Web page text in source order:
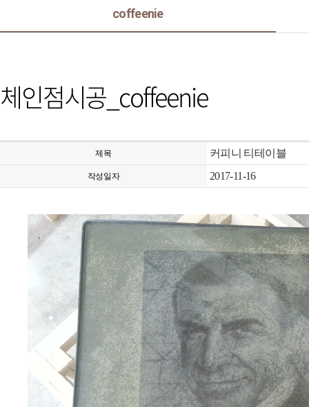
coffeenie
체인점시공_coffeenie
제목 커피니 티테이블
작성일자 2017-11-16